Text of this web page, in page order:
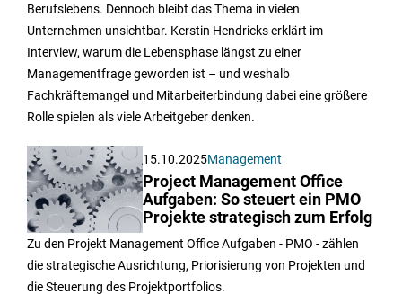
Berufslebens. Dennoch bleibt das Thema in vielen
Unternehmen unsichtbar. Kerstin Hendricks erklärt im
Interview, warum die Lebensphase längst zu einer
Managementfrage geworden ist – und weshalb
Fachkräftemangel und Mitarbeiterbindung dabei eine größere
Rolle spielen als viele Arbeitgeber denken.
15.10.2025Management
Project Management Office
Aufgaben: So steuert ein PMO
Projekte strategisch zum Erfolg
Zu den Projekt Management Office Aufgaben - PMO - zählen
die strategische Ausrichtung, Priorisierung von Projekten und
die Steuerung des Projektportfolios.